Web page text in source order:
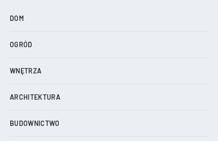
DOM
OGRÓD
WNĘTRZA
ARCHITEKTURA
BUDOWNICTWO